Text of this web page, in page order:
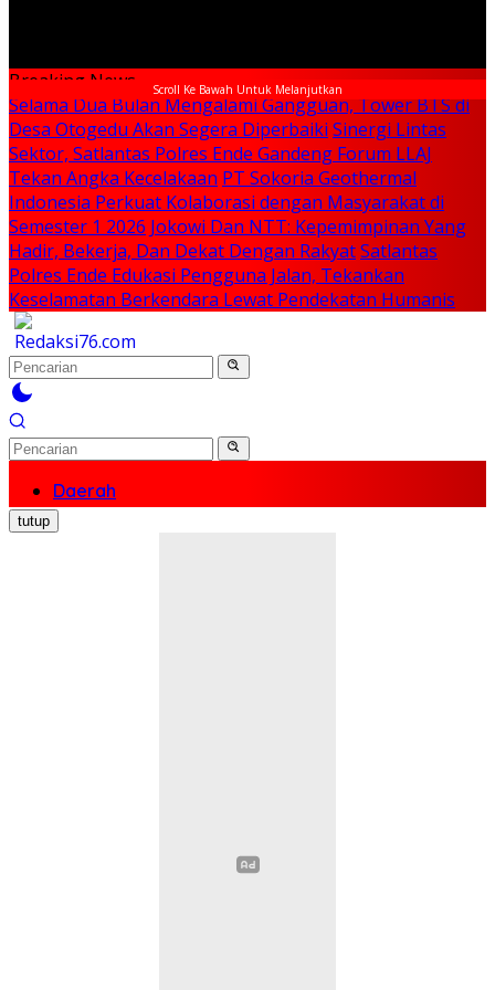
Scroll Ke Bawah Untuk Melanjutkan
Breaking News
Selama Dua Bulan Mengalami Gangguan, Tower BTS di
Desa Otogedu Akan Segera Diperbaiki Sinergi Lintas
Sektor, Satlantas Polres Ende Gandeng Forum LLAJ
Tekan Angka Kecelakaan PT Sokoria Geothermal
Indonesia Perkuat Kolaborasi dengan Masyarakat di
Semester 1 2026 Jokowi Dan NTT: Kepemimpinan Yang
Hadir, Bekerja, Dan Dekat Dengan RakyatSatlantas
Polres Ende Edukasi Pengguna Jalan, Tekankan
Keselamatan Berkendara Lewat Pendekatan Humanis
Daerah
Nasional
Politik
tutup